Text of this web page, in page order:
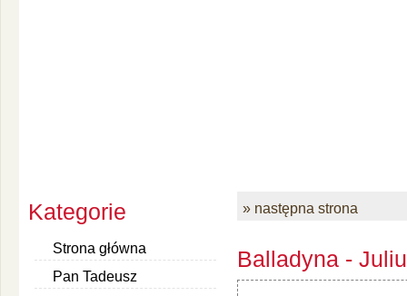
Kategorie
Strona główna
Pan Tadeusz
» następna strona
Balladyna -